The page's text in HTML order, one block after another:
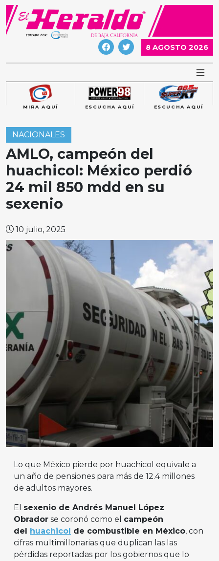
Skip
content
8 AGOSTO 2026
MIRA AQUÍ ESCUCHA AQUÍ ESCUCHA AQUÍ
NACIONALES
AMLO, campeón del
huachicol: México perdió
24 mil 850 mdd en su
sexenio
10 julio, 2025
Lo que México pierde por huachicol equivale a
un año de pensiones para más de 12.4 millones
de adultos mayores.
El sexenio de Andrés Manuel López
Obrador se coronó como el campeón
del
huachicol de combustible en México, con
cifras multimillonarias que duplican las las
pérdidas reportadas por los gobiernos que lo